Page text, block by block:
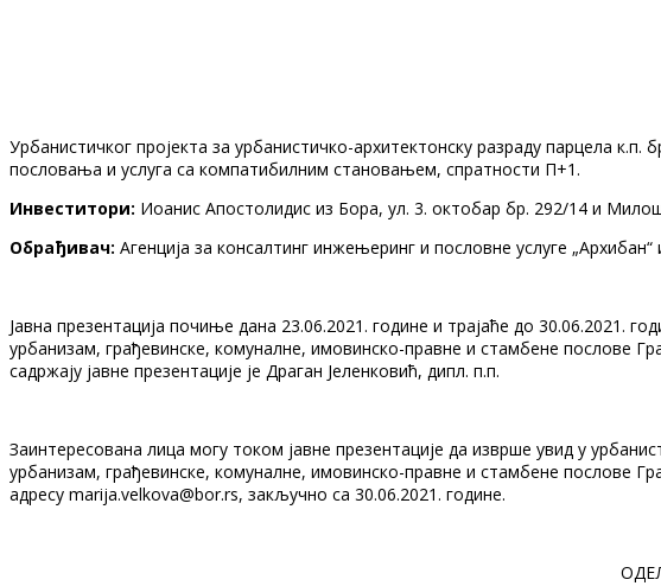
Урбанистичког пројекта за урбанистичко-архитектонску разраду парцела
пословања и услуга са компатибилним становањем, спратности П+1.
Инвеститори: Иоанис Апостолидис из Бора, ул. 3. октобар бр. 292/14 и
Обрађивач: Агенција за консалтинг инжењеринг и пословне услуге
Јавна презентација почиње дана 23.06.2021. године и трајаће до 30.06.2021.
урбанизам, грађевинске, комуналне, имовинско-правне и стамбене послове
садржају јавне презентације је Драган Јеленковић, дипл. п.п.
Заинтересована лица могу током јавне презентације да изврше увид у
урбанизам, грађевинске, комуналне, имовинско-правне и стамбене послове
адресу marija.velkova@bor.rs, закључно са 30.06.2021. године.